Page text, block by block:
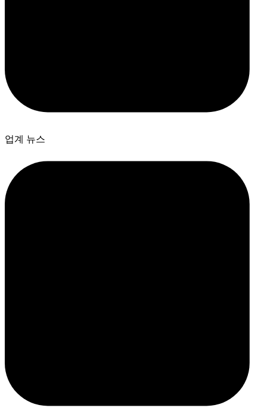
업계 뉴스